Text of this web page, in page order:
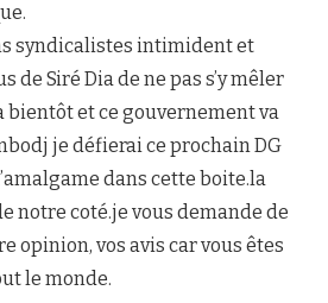
syndicalistes intimident et
de Siré Dia de ne pas s’y mêler
bientôt et ce gouvernement va
je défierai ce prochain DG
dans cette boite.la
notre coté.je vous demande de
opinion, vos avis car vous êtes
le monde.